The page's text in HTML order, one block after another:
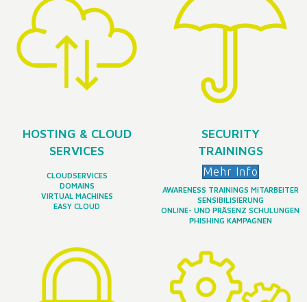
HOSTING & CLOUD
SERVICES
CLOUDSERVICES
DOMAINS
VIRTUAL MACHINES
EASY CLOUD
SECURITY
TRAININGS
Mehr Info
AWARENESS TRAININGS MITARBEITER
SENSIBILISIERUNG
ONLINE- UND PRÄSENZ SCHULUNGEN
PHISHING KAMPAGNEN